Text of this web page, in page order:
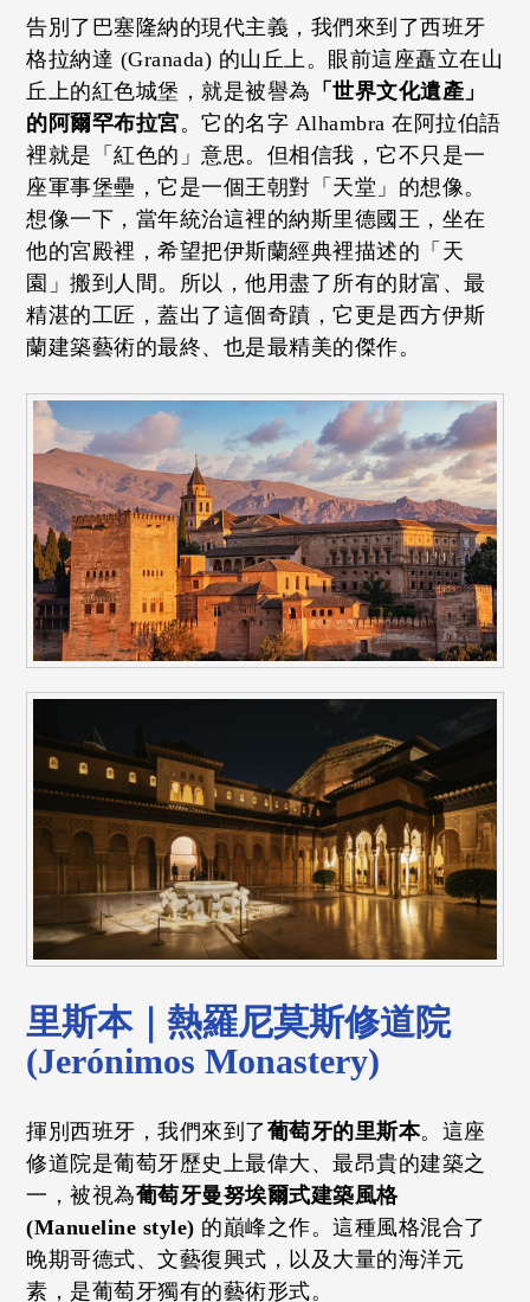
告別了巴塞隆納的現代主義，我們來到了西班牙
格拉納達 (Granada) 的山丘上。眼前這座矗立在山
丘上的紅色城堡，就是被譽為 「世界文化遺產」
的阿爾罕布拉宮。它的名字 Alhambra 在阿拉伯語
裡就是「紅色的」意思。但相信我，它不只是一
座軍事堡壘，它是一個王朝對「天堂」的想像。
想像一下，當年統治這裡的納斯里德國王，坐在
他的宮殿裡，希望把伊斯蘭經典裡描述的「天
園」搬到人間。所以，他用盡了所有的財富、最
精湛的工匠，蓋出了這個奇蹟，它更是西方伊斯
蘭建築藝術的最終、也是最精美的傑作。
里斯本｜熱羅尼莫斯修道院
(Jerónimos Monastery)
揮別西班牙，我們來到了葡萄牙的里斯本。這座
修道院是葡萄牙歷史上最偉大、最昂貴的建築之
一，被視為葡萄牙曼努埃爾式建築風格
(Manueline style) 的巔峰之作。這種風格混合了
晚期哥德式、文藝復興式，以及大量的海洋元
素，是葡萄牙獨有的藝術形式。